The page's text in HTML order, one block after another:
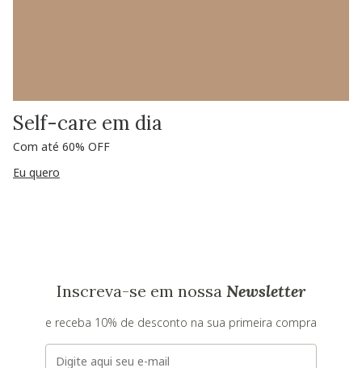
Self-care em dia
Com até 60% OFF
Eu quero
Inscreva-se em nossa Newsletter
e receba 10% de desconto na sua primeira compra
E-mail